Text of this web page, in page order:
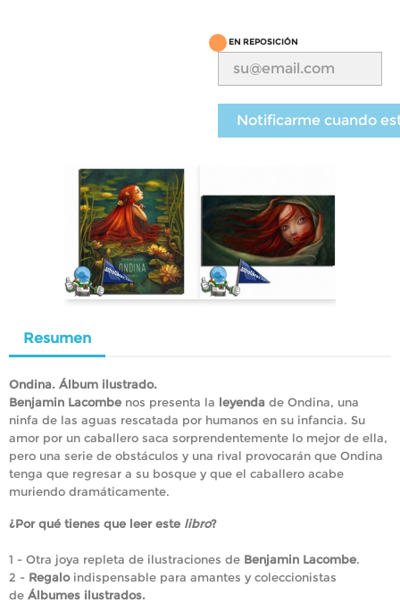
EN REPOSICIÓN
Notificarme cuando
Resumen
Ondina. Álbum ilustrado.
Benjamin Lacombe nos presenta la leyenda de Ondina, una
ninfa de las aguas rescatada por humanos en su infancia. Su
amor por un caballero saca sorprendentemente lo mejor de ella,
pero una serie de obstáculos y una rival provocarán que Ondina
tenga que regresar a su bosque y que el caballero acabe
muriendo dramáticamente.
¿Por qué tienes que leer este libro?
1 - Otra joya repleta de ilustraciones de Benjamin Lacombe.
2 - Regaloindispensable para amantes y coleccionistas
de Álbumes ilustrados.